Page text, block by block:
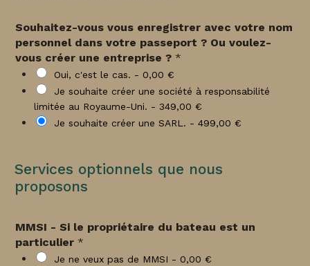
Souhaitez-vous vous enregistrer avec votre nom
personnel dans votre passeport ? Ou voulez-
vous créer une entreprise ? *
Oui, c'est le cas. -0,00 €
Je souhaite créer une société à responsabilité
limitée au Royaume-Uni. -349,00 €
Je souhaite créer une SARL. -499,00 €
Services optionnels que nous
proposons
MMSI - Si le propriétaire du bateau est un
particulier *
Je ne veux pas de MMSI -0,00 €